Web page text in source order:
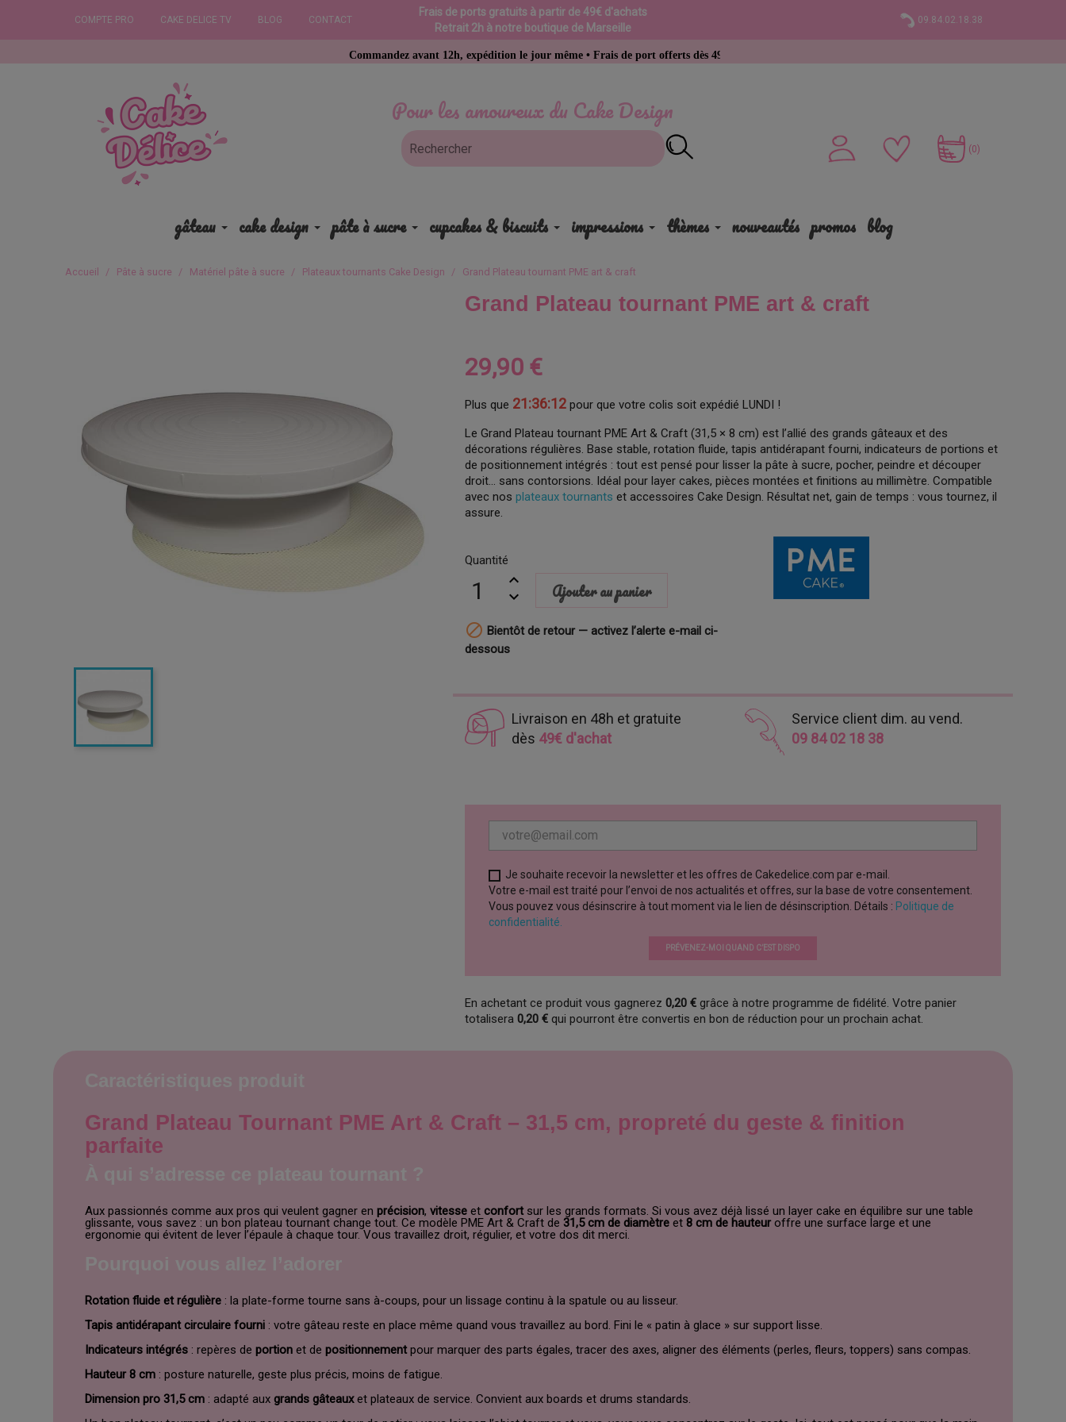
COMPTE PRO CAKE DELICE TV BLOG CONTACT
Frais de ports gratuits à partir de 49€ d'achats
Retrait 2h à notre boutique de Marseille
09.84.02.18.38
Pour les amoureux du Cake Design
Commandez avant 12h, expédition le jour même • Frais de port offerts dès 49 € d’achat
(0)
gâteau cake design pâte à sucre cupcakes & biscuits impressions thèmes nouveautés promos blog
Accueil Pâte à sucre Matériel pâte à sucre Plateaux tournants Cake Design Grand Plateau tournant PME art & craft
Grand Plateau tournant PME art & craft
29,90 €
Plus que 21:36:11 pour que votre colis soit expédié LUNDI !
Le Grand Plateau tournant PME Art & Craft (31,5 × 8 cm) est l’allié des grands gâteaux et des
décorations régulières. Base stable, rotation fluide, tapis antidérapant fourni, indicateurs de portions et
de positionnement intégrés : tout est pensé pour lisser la pâte à sucre, pocher, peindre et découper
droit… sans contorsions. Idéal pour layer cakes, pièces montées et finitions au millimètre. Compatible
avec nosplateaux tournants et accessoires Cake Design. Résultat net, gain de temps : vous tournez, il
assure.
Quantité
Ajouter au panier
 Bientôt de retour — activez l’alerte e-mail ci-
dessous
Livraison en 48h et gratuite
dès 49€ d'achat
Service client dim. au vend.
09 84 02 18 38
Je souhaite recevoir la newsletter et les offres de Cakedelice.com par e-mail.
Votre e-mail est traité pour l’envoi de nos actualités et offres, sur la base de votre consentement.
Vous pouvez vous désinscrire à tout moment via le lien de désinscription. Détails : Politique de
confidentialité.
PRÉVENEZ-MOI QUAND C’EST DISPO
En achetant ce produit vous gagnerez0,20 € grâce à notre programme de fidélité. Votre panier
totalisera0,20 € qui pourront être convertis en bon de réduction pour un prochain achat.
Grand Plateau Tournant PME Art & Craft – 31,5 cm, propreté du geste & finition
parfaite
Aux passionnés comme aux pros qui veulent gagner enprécision,vitesse etconfortsur les grands formats. Si vous avez déjà lissé un layer cake en équilibre sur une table
glissante, vous savez : un bon plateau tournant change tout. Ce modèle PME Art & Craft de31,5 cm de diamètre et8 cm de hauteuroffre une surface large et une
ergonomie qui évitent de lever l’épaule à chaque tour. Vous travaillez droit, régulier, et votre dos dit merci.
Rotation fluide et régulière : la plate-forme tourne sans à-coups, pour un lissage continu à la spatule ou au lisseur.
Tapis antidérapant circulaire fourni : votre gâteau reste en place même quand vous travaillez au bord. Fini le « patin à glace » sur support lisse.
Indicateurs intégrés : repères deportion et depositionnementpour marquer des parts égales, tracer des axes, aligner des éléments (perles, fleurs, toppers) sans compas.
Hauteur 8 cm : posture naturelle, geste plus précis, moins de fatigue.
Dimension pro 31,5 cm : adapté auxgrands gâteauxet plateaux de service. Convient aux boards et drums standards.